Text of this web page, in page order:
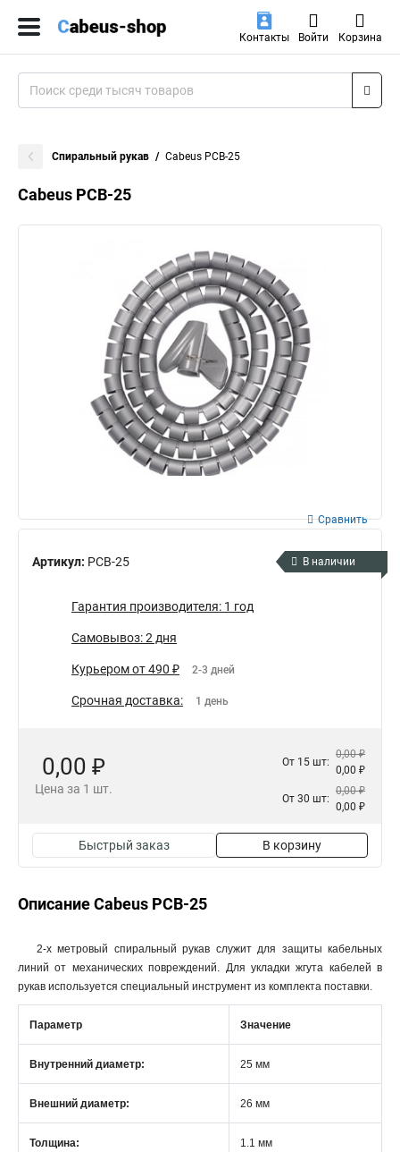
Контакты Войти Корзина
Спиральный рукав Cabeus PCB-25
Cabeus PCB-25
Артикул: PCB-25
Сравнить
В наличии
Гарантия производителя: 1 год
Самовывоз: 2 дня
Курьером от 490 ₽ 2-3 дней
Срочная доставка: 1 день
0,00 ₽
Цена за 1 шт.
От 15 шт:
0,00 ₽
0,00 ₽
От 30 шт:
0,00 ₽
0,00 ₽
Быстрый заказ В корзину
Описание Cabeus PCB-25
2-х метровый спиральный рукав служит для защиты кабельных
линий от механических повреждений. Для укладки жгута кабелей в
рукав используется специальный инструмент из комплекта поставки.
Параметр Значение
Внутренний диаметр: 25 мм
Внешний диаметр: 26 мм
Толщина: 1.1 мм